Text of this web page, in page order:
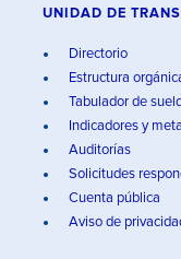
UNIDAD DE
Directorio
Estructura
Tabulador de
Indicadores y
Auditorías
Solicitudes
Cuenta pública
Aviso de